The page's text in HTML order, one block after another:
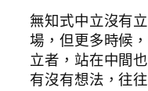
無知式中立沒有
場，但更多時候
立者，站在中間
有沒有想法，往